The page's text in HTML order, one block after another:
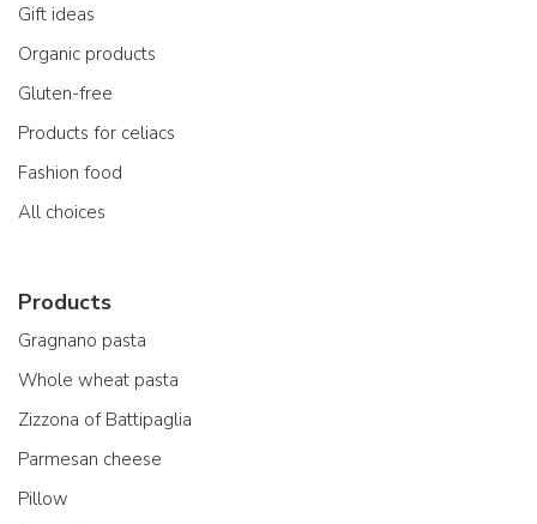
Gift ideas
Organic products
Gluten-free
Products for celiacs
Fashion food
All choices
Products
Gragnano pasta
Whole wheat pasta
Zizzona of Battipaglia
Parmesan cheese
Pillow